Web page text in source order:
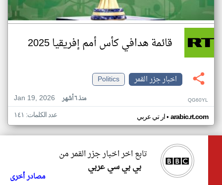
قائمة هدافي كأس أمم إفريقيا 2025
اخبار جزر القمر
Politics
Jan 19, 2026
منذ ٦ أشهر QG60YL
ار تي عربي• arabic.rt.com عدد الكلمات: ١٤١
تابع اخر اخبار جزر القمر من
بي بي سي عربي
مصادر أخرى